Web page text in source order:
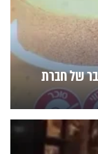
של חברת